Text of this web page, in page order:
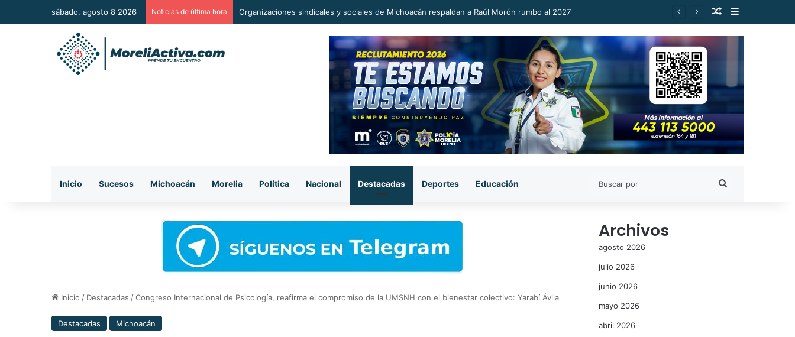
sábado, agosto 8 2026 Noticias de última hora De manera sorpresiva, pasaje del transporte público subió a 12 pesos. Publicación al
Barra lateral
Inicio Sucesos Michoacán Morelia Política Nacional Destacadas Deportes Educación
Inicio / Destacadas /Congreso Internacional de Psicología, reafirma el compromiso de la UMSNH con el bienestar colectivo: Yarabí Ávila
Destacadas Michoacán
Archivos
agosto 2026
julio 2026
junio 2026
mayo 2026
abril 2026